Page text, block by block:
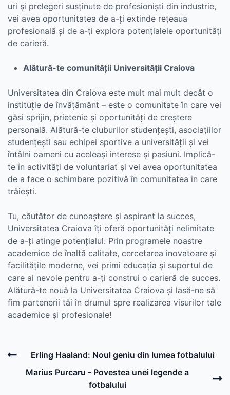
uri și prelegeri susținute de profesioniști din industrie,
vei avea oportunitatea de a-ți extinde rețeaua
profesională și de a-ți explora potențialele oportunități
de carieră.
Alătură-te comunității Universității Craiova
Universitatea din Craiova este mult mai mult decât o
instituție de învățământ – este o comunitate în care vei
găsi sprijin, prietenie și oportunități de creștere
personală. Alătură-te cluburilor studențești, asociațiilor
studențești sau echipei sportive a universității și vei
întâlni oameni cu aceleași interese și pasiuni. Implică-
te în activități de voluntariat și vei avea oportunitatea
de a face o schimbare pozitivă în comunitatea în care
trăiești.
Tu, căutător de cunoaștere și aspirant la succes,
Universitatea Craiova îți oferă oportunități nelimitate
de a-ți atinge potențialul. Prin programele noastre
academice de înaltă calitate, cercetarea inovatoare și
facilitățile moderne, vei primi educația și suportul de
care ai nevoie pentru a-ți construi o carieră de succes.
Alătură-te nouă la Universitatea Craiova și lasă-ne să
fim partenerii tăi în drumul spre realizarea visurilor tale
academice și profesionale!
Post
navigation
PreviousErling Haaland: Noul geniu din lumea fotbalului
Marius Purcaru - Povestea unei legende a
fotbalului